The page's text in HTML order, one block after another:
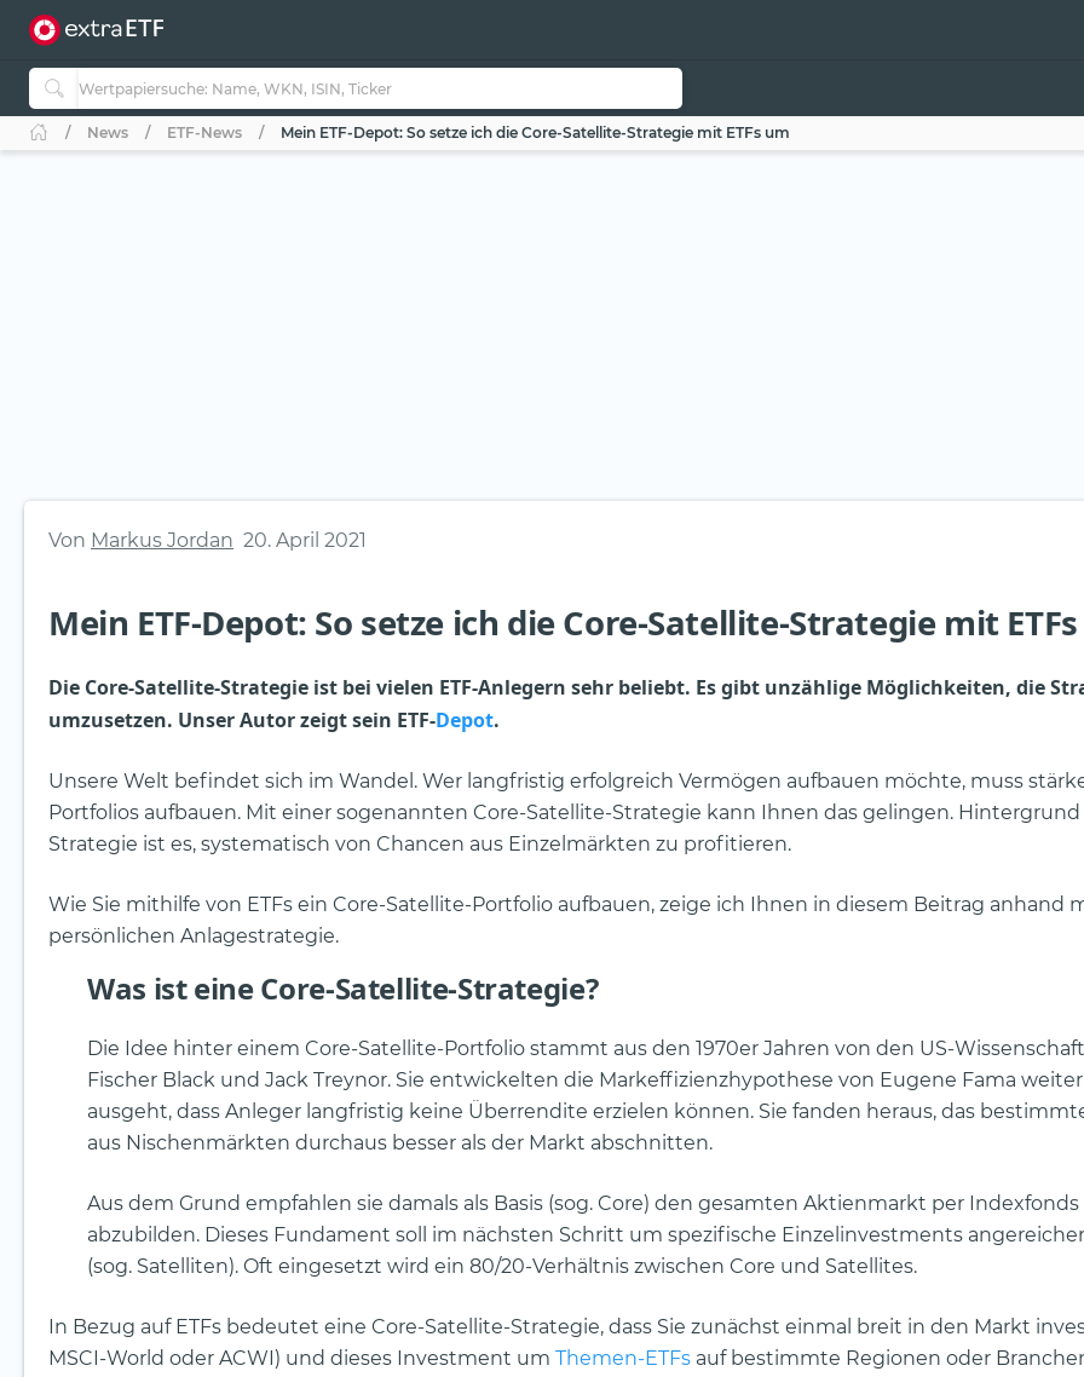
News ETF-News Mein ETF-Depot: So setze ich die Core-Satellite-Strategie mit ETFs um
Von Markus Jordan 20. April 2021
Mein ETF-Depot: So setze ich die Core-Satellite-Strategie mit
Die Core-Satellite-Strategie ist bei vielen ETF-Anlegern sehr beliebt. Es gibt unzählige Möglichkeiten, die
umzusetzen. Unser Autor zeigt sein ETF-Depot.
Unsere Welt befindet sich im Wandel. Wer langfristig erfolgreich Vermögen aufbauen möchte, muss
Portfolios aufbauen. Mit einer sogenannten Core-Satellite-Strategie kann Ihnen das gelingen.
Strategie ist es, systematisch von Chancen aus Einzelmärkten zu profitieren.
Wie Sie mithilfe von ETFs ein Core-Satellite-Portfolio aufbauen, zeige ich Ihnen in diesem Beitrag anhand
persönlichen Anlagestrategie.
Was ist eine Core-Satellite-Strategie?
Die Idee hinter einem Core-Satellite-Portfolio stammt aus den 1970er Jahren von den US-
Fischer Black und Jack Treynor. Sie entwickelten die Markeffizienzhypothese von Eugene Fama
ausgeht, dass Anleger langfristig keine Überrendite erzielen können. Sie fanden heraus, das
aus Nischenmärkten durchaus besser als der Markt abschnitten.
Aus dem Grund empfahlen sie damals als Basis (sog. Core) den gesamten Aktienmarkt per Indexfonds
abzubilden. Dieses Fundament soll im nächsten Schritt um spezifische Einzelinvestments
(sog. Satelliten). Oft eingesetzt wird ein 80/20-Verhältnis zwischen Core und Satellites.
In Bezug auf ETFs bedeutet eine Core-Satellite-Strategie, dass Sie zunächst einmal breit in den Markt
MSCI-World oder ACWI) und dieses Investment um Themen-ETFs auf bestimmte Regionen oder